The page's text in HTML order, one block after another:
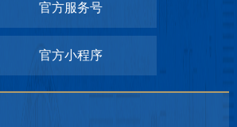
官方服务号
官方小程序